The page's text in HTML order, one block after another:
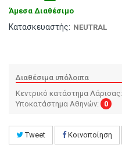
Άμεσα Διαθέσιμο
Κατασκευαστής: NEUTRAL
Διαθέσιμα υπόλοιπα
Κεντρικό κατάστημα Λάρισας:
Υποκατάστημα Αθηνών:
0
Tweet Κοινοποίηση